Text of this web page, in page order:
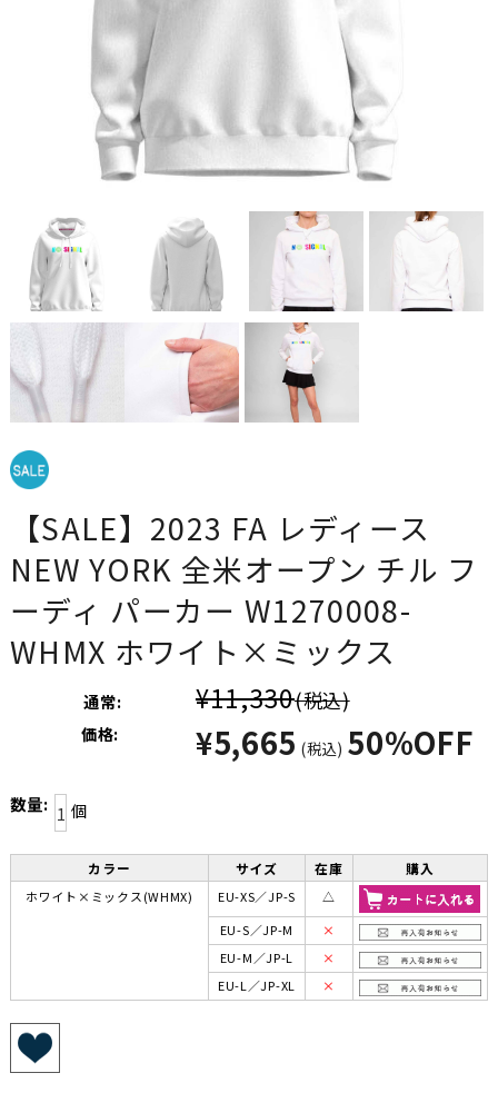
【SALE】2023 FA レディース
NEW YORK 全米オープン チル フ
ーディ パーカー W1270008-
WHMX ホワイト×ミックス
通常: ¥11,330(税込)
価格: ¥5,665 (税込) 50%OFF
数量: 個
カラー サイズ 在庫 購入
ホワイト×ミックス(WHMX) EU-XS／JP-S
△
EU-S／JP-M
×
EU-M／JP-L
×
EU-L／JP-XL
×